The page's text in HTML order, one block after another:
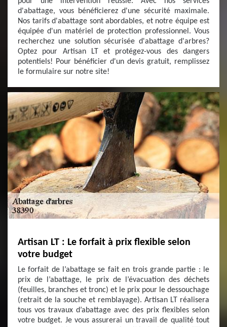
d'abattage, vous bénéficierez d'une sécurité maximale.
Nos tarifs d'abattage sont abordables, et notre équipe est
équipée d'un matériel de protection professionnel. Vous
recherchez une solution sécurisée d'abattage d'arbres?
Optez pour Artisan LT et protégez-vous des dangers
potentiels! Pour bénéficier d'un devis gratuit, remplissez
le formulaire sur notre site!
Artisan LT : Le forfait à prix flexible selon
votre budget
Le forfait de l’abattage se fait en trois grande partie : le
prix de l’abattage, le prix de l’évacuation des déchets
(feuilles, branches et tronc) et le prix pour le dessouchage
(retrait de la souche et remblayage). Artisan LT réalisera
tous vos travaux d’abattage avec des prix flexibles selon
votre budget. Je vous assurerai un travail de qualité tout